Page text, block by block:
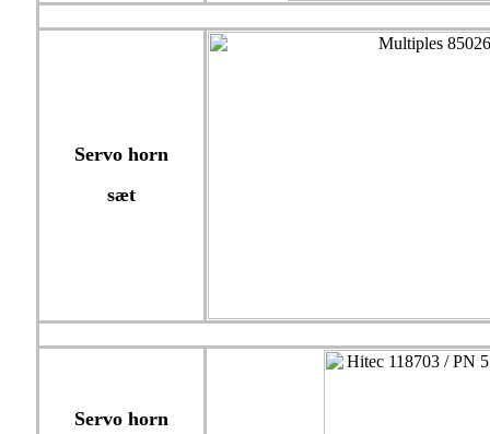
Servo horn
sæt
Servo horn